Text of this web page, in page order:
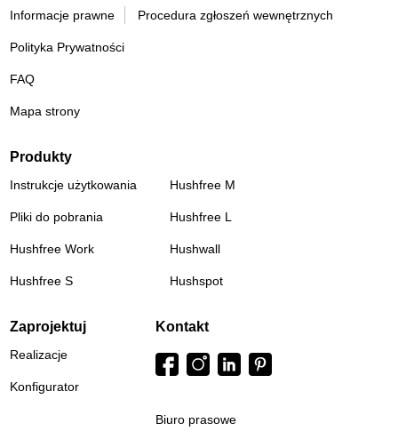
Informacje prawne Procedura zgłoszeń wewnętrznych
Polityka Prywatności
FAQ
Mapa strony
Produkty
Instrukcje użytkowania
Pliki do pobrania
Hushfree Work
Hushfree S
Hushfree M
Hushfree L
Hushwall
Hushspot
Zaprojektuj
Realizacje
Konfigurator
Kontakt
Biuro prasowe